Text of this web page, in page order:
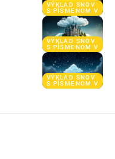
VÝKLAD SNOV
S PÍSMENOM V
VÝKLAD SNOV
S PÍSMENOM V
VÝKLAD SNOV
S PÍSMENOM V